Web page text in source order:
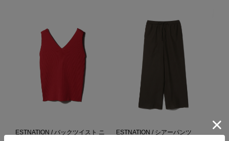
ESTNATION / バックツイスト ニ
ESTNATION / シアーパンツ